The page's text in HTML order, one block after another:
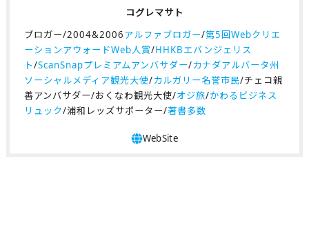
コグレマサト
ブロガー/2004&2006アルファブロガー/第5回Webクリエ
ーションアウォードWeb人賞/HHKBエバンジェリス
ト/ScanSnapプレミアムアンバサダー/カナダアルバータ州
ソーシャルメディア観光大使/カルガリー名誉市民/チェコ親
善アンバサダー/おくなわ観光大使/オジ旅/かわるビジネス
リュック/浦和レッズサポーター/著書多数